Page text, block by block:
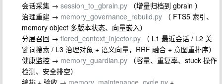
会话采集 → session_to_gbrain.py （增量归档到 gbrain ）
治理重建 → memory_governance_rebuild.py （ FTS5 索引、
memory object 多版本状态、向量嵌入）
分层召回 → tiered_context_injector.py （ L1 最近会话 / L2 关
键词搜索 / L3 治理对象 + 语义向量，RRF 融合 + 意图重排序）
健康监控 → memory_guardian.py （容量、重复率、stuck 操作
检测、安全排空）
编排 + 验收 → memory_maintenance_cycle.py +